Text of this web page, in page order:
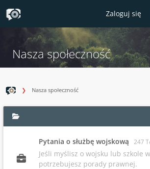
Zaloguj się
Nasza społeczność
Nasza społeczność
Pytania o służbę wojskową 247
Jeśli myślisz o wojsku lub szkole
potrzebujesz porady prawnej.